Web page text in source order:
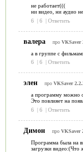
не работает(((
ни видео, ни аудио
6
| 6 | Ответить
валера про VKSaver
а в группе с
6
| 6 | Ответить
элен про VKSaver
а программу можно
Это повлияет на
6
| 6 | Ответить
Димон про VKSaver
Программа была на
загрузки видео:(Что